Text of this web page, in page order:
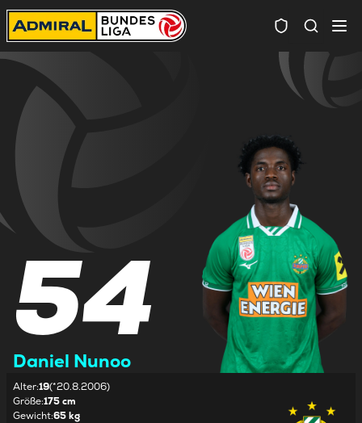
54
Daniel Nunoo
Alter:19(*20.8.2006)
Größe:175 cm
Gewicht:65 kg